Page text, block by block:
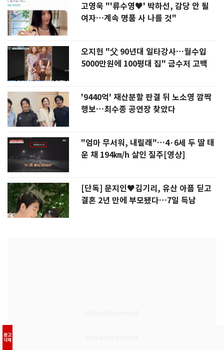
고영욱 "'류수영♥' 박하선, 감당 안 될
여자…계속 명품 사 나를 것"
오지헌 "父 90년대 일타강사…월수입
5000만원에 100평대 집" 금수저 고백
'9440억' 재산분할 판결 뒤 노소영 깜짝
행보…최수종 공연장 찾았다
"엄마 무서워, 내릴래"…4·6세 두 딸 태
운 채 194㎞/h 살인 질주[영상]
[단독] 문지인♥김기리, 유산 아픔 딛고
결혼 2년 만에 부모됐다…7일 득남
광고
삭제